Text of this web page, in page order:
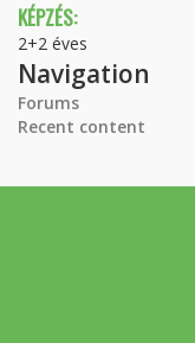
KÉPZÉS:
2+2 éves
Navigation
Forums
Recent content